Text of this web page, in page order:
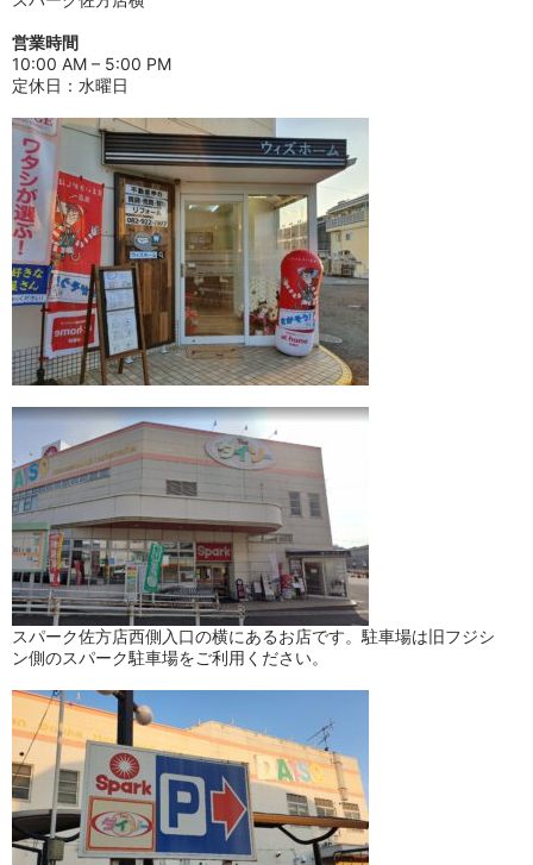
営業時間
10:00 AM – 5:00 PM
定休日：水曜日
スパーク佐方店西側入口の横にあるお店です。駐車場は旧フジシ
ン側のスパーク駐車場をご利用ください。